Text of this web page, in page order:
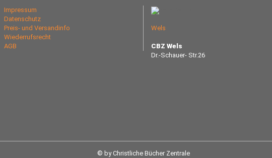
Impressum
Datenschutz
Preis- und Versandinfo
Wiederrufsrecht
AGB
Wels
CBZ Wels
Dr.-Schauer- Str.26
© by Christliche Bücher Zentrale